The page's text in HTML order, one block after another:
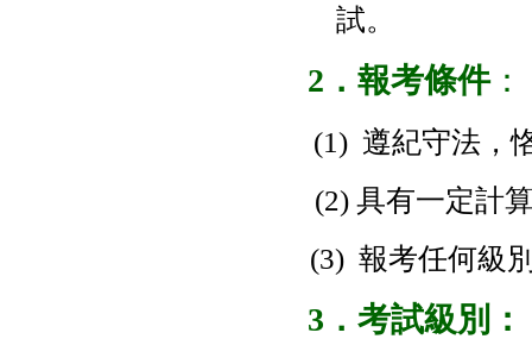
試。
2．報考條件：
(1) 遵紀守法，
(2) 具有一定計
(3) 報考任何級
3．考試級別：